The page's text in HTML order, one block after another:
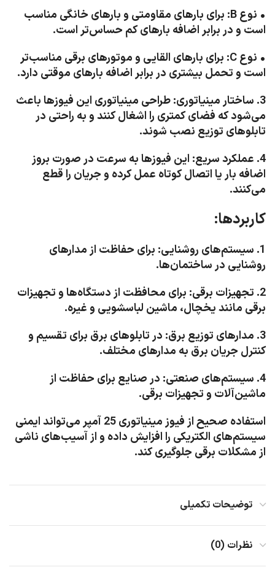
• نوع B: برای بارهای مقاومتی و بارهای خانگی مناسب
است و در برابر اضافه بارهای کم حساس‌تر است.
• نوع C: برای بارهای القایی و موتورهای برقی مناسب‌تر
است و تحمل بیشتری در برابر اضافه بارهای موقتی دارد.
3. ساختار مینیاتوری: طراحی مینیاتوری این فیوزها باعث
می‌شود که فضای کمتری را اشغال کنند و به راحتی در
تابلوهای توزیع نصب شوند.
4. عملکرد سریع: این فیوزها به سرعت در صورت بروز
اضافه بار یا اتصال کوتاه عمل کرده و جریان را قطع
می‌کنند.
کاربردها:
1. سیستم‌های روشنایی: برای حفاظت از مدارهای
روشنایی در ساختمان‌ها.
2. تجهیزات برقی: برای محافظت از دستگاه‌ها و تجهیزات
برقی مانند یخچال، ماشین لباسشویی و غیره.
3. مدارهای توزیع برق: در تابلوهای برق برای تقسیم و
کنترل جریان برق به مدارهای مختلف.
4. سیستم‌های صنعتی: در صنایع برای حفاظت از
ماشین‌آلات و تجهیزات برقی.
استفاده صحیح از فیوز مینیاتوری 25 آمپر می‌تواند ایمنی
سیستم‌های الکتریکی را افزایش داده و از آسیب‌های ناشی
از مشکلات برقی جلوگیری کند.
توضیحات تکمیلی
نظرات (0)